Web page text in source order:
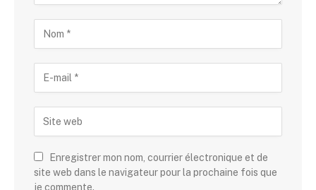
Enregistrer mon nom, courrier électronique et de
site web dans le navigateur pour la prochaine fois que
je commente.